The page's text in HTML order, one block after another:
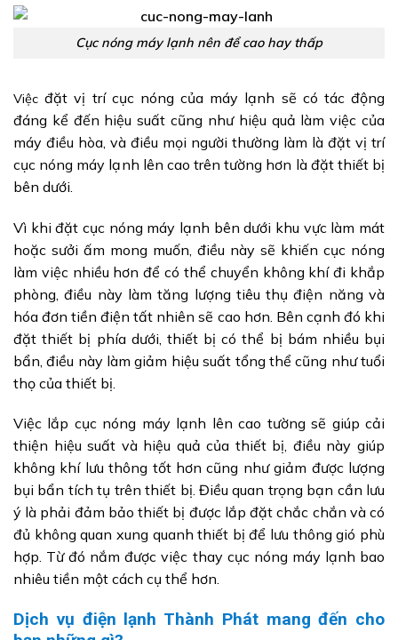
Cục nóng máy lạnh nên để cao hay thấp
Việc đặt vị trí cục nóng của máy lạnh sẽ có tác động
đáng kể đến hiệu suất cũng như hiệu quả làm việc của
máy điều hòa, và điều mọi người thường làm là đặt vị trí
cục nóng máy lạnh lên cao trên tường hơn là đặt thiết bị
bên dưới.
Vì khi đặt cục nóng máy lạnh bên dưới khu vực làm mát
hoặc sưởi ấm mong muốn, điều này sẽ khiến cục nóng
làm việc nhiều hơn để có thể chuyển không khí đi khắp
phòng, điều này làm tăng lượng tiêu thụ điện năng và
hóa đơn tiền điện tất nhiên sẽ cao hơn. Bên cạnh đó khi
đặt thiết bị phía dưới, thiết bị có thể bị bám nhiều bụi
bẩn, điều này làm giảm hiệu suất tổng thể cũng như tuổi
thọ của thiết bị.
Việc lắp cục nóng máy lạnh lên cao tường sẽ giúp cải
thiện hiệu suất và hiệu quả của thiết bị, điều này giúp
không khí lưu thông tốt hơn cũng như giảm được lượng
bụi bẩn tích tụ trên thiết bị. Điều quan trọng bạn cần lưu
ý là phải đảm bảo thiết bị được lắp đặt chắc chắn và có
đủ không quan xung quanh thiết bị để lưu thông gió phù
hợp. Từ đó nắm được việc thay cục nóng máy lạnh bao
nhiêu tiền một cách cụ thể hơn.
Dịch vụ điện lạnh Thành Phát mang đến cho